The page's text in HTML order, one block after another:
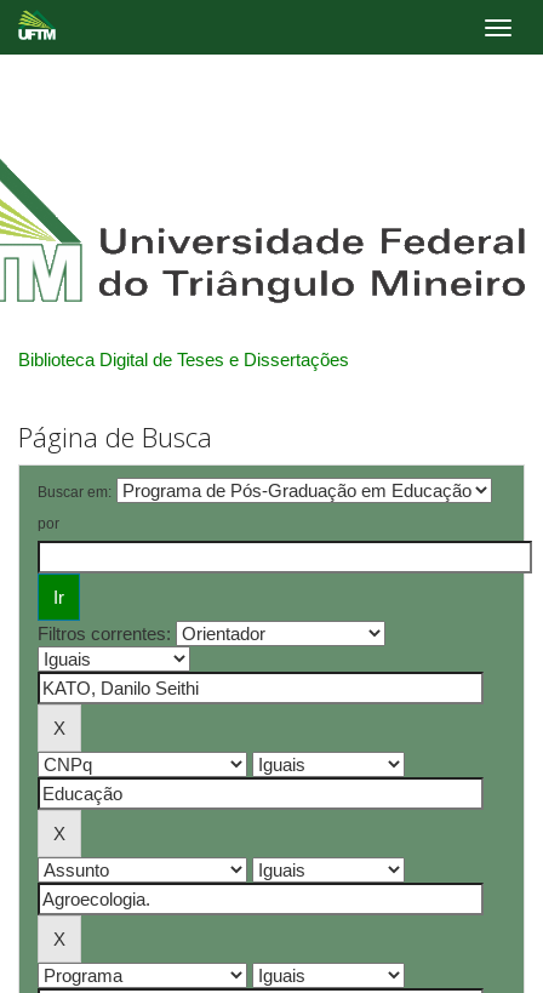
Biblioteca Digital de Teses e Dissertações
Página de Busca
Buscar em:
por
Filtros correntes: